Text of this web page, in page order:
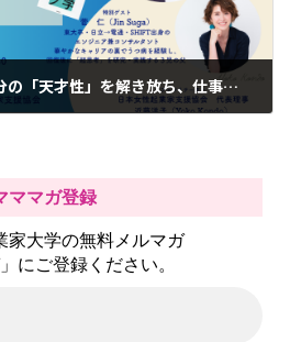
【6/28（日）開催】自分の「天才性」を解き放ち、仕事を、人生を劇的に変える超思考法 『量子力学シンキング』特別座談会
ママガ登録
家大学の無料メルマガ
にご登録ください。